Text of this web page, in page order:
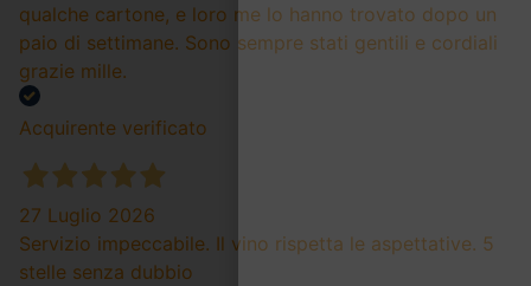
qualche cartone, e loro me lo hanno trovato dopo un
paio di settimane. Sono sempre stati gentili e cordiali
grazie mille.
Acquirente verificato
27 Luglio 2026
Servizio impeccabile. Il vino rispetta le aspettative. 5
stelle senza dubbio